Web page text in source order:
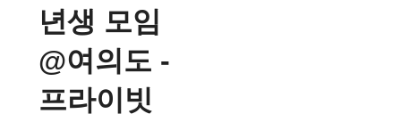
년생 모임
@여의도 -
프라이빗